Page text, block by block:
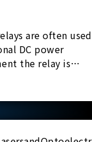
are often
DC power
the relay is
an